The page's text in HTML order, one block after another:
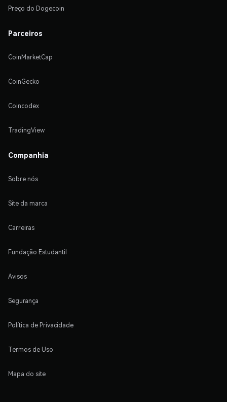
Preço do Dogecoin
Parceiros
CoinMarketCap
CoinGecko
Coincodex
TradingView
Companhia
Sobre nós
Site da marca
Carreiras
Fundação Estudantil
Avisos
Segurança
Política de Privacidade
Termos de Uso
Mapa do site